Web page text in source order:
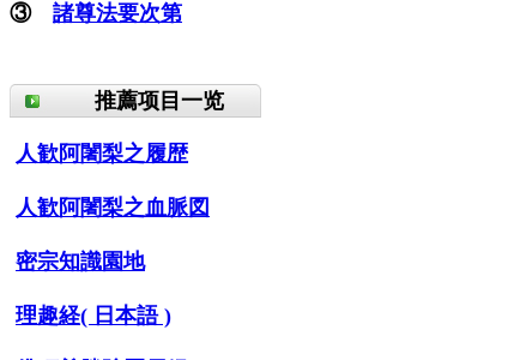
③ 諸尊法要次第
推薦项目一览
人歓阿闍梨之履歴
人歓阿闍梨之血脈図
密宗知識園地
理趣経( 日本語 )